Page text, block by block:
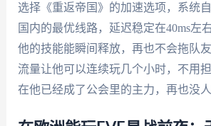
选择《重返帝国》的加速选项，系统
国内的最优线路，延迟稳定在40ms左
他的技能能瞬间释放，再也不会拖队
流量让他可以连续玩几个小时，不用
在他已经成了公会里的主力，再也没人